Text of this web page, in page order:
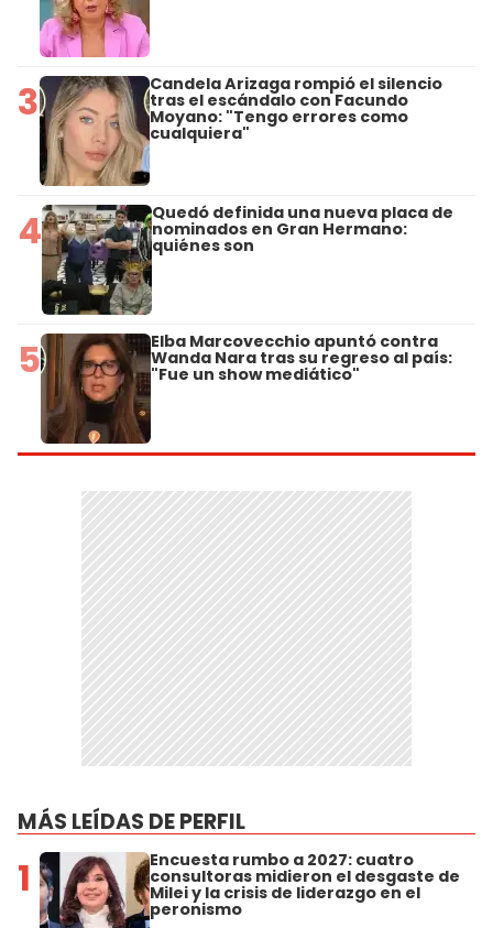
3 Candela Arizaga rompió el silencio
tras el escándalo con Facundo
Moyano: "Tengo errores como
cualquiera"
4 Quedó definida una nueva placa de
nominados en Gran Hermano:
quiénes son
5 Elba Marcovecchio apuntó contra
Wanda Nara tras su regreso al país:
"Fue un show mediático"
MÁS LEÍDAS DE PERFIL
1 Encuesta rumbo a 2027: cuatro
consultoras midieron el desgaste de
Milei y la crisis de liderazgo en el
peronismo